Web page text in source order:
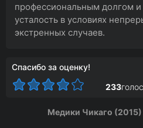
профессиональным долгом
усталость в условиях
экстренных случаев.
Спасибо за оценку!
233
Медики Чикаго (2015)